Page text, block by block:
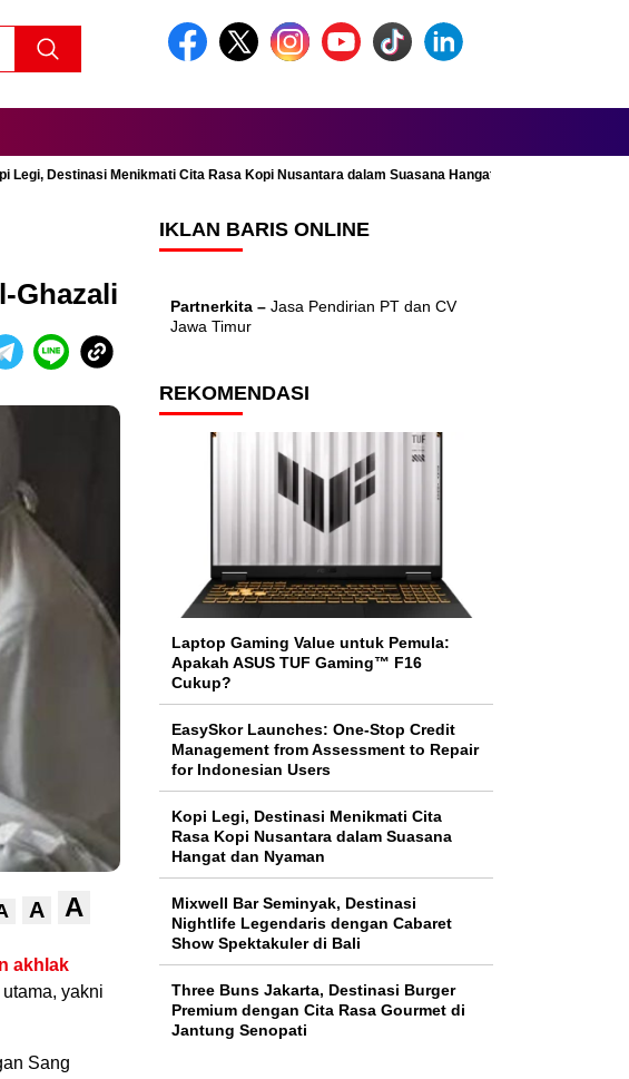
Legi, Destinasi Menikmati Cita Rasa Kopi Nusantara dalam Suasana Hangat dan Nyaman
Ghazali
A A
akhlak
yakni
Sang
IKLAN BARIS ONLINE
Partnerkita – Jasa Pendirian PT dan CV
Jawa Timur
REKOMENDASI
Laptop Gaming Value untuk Pemula:
Apakah ASUS TUF Gaming™ F16
Cukup?
EasySkor Launches: One-Stop Credit
Management from Assessment to Repair
for Indonesian Users
Kopi Legi, Destinasi Menikmati Cita
Rasa Kopi Nusantara dalam Suasana
Hangat dan Nyaman
Mixwell Bar Seminyak, Destinasi
Nightlife Legendaris dengan Cabaret
Show Spektakuler di Bali
Three Buns Jakarta, Destinasi Burger
Premium dengan Cita Rasa Gourmet di
Jantung Senopati